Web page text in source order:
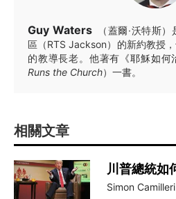
Guy Waters
（蓋爾·沃特斯
區（RTS Jackson）的新約教授，
的教導長老。他著有 《耶穌如何
Runs the Church）一書。
相關文章
川普總統如
Simon Camilleri